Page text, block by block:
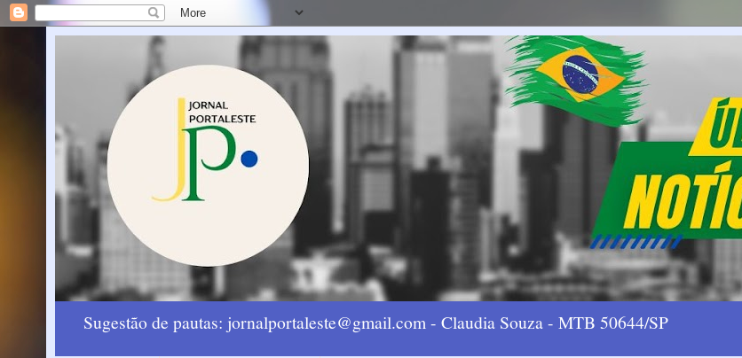
Sugestão de pautas: jornalportaleste@gmail.com - Claudia Souza - MTB 50644/SP